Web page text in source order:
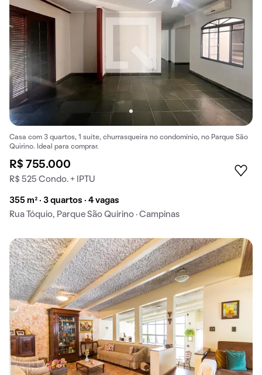
Casa com 3 quartos, 1 suíte, churrasqueira no condomínio, no Parque São
Quirino. Ideal para comprar.
R$ 755.000
R$ 525 Condo. + IPTU
355 m² · 3 quartos · 4 vagas
Rua Tóquio, Parque São Quirino · Campinas